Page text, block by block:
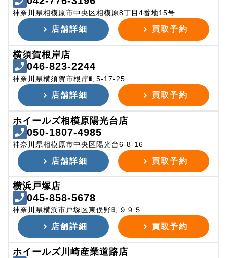
神奈川県相模原市中央区相模原8丁目4番地15号
店舗詳細 買取予約
横須賀根岸店
046-823-2244
神奈川県横須賀市根岸町5-17-25
店舗詳細 買取予約
ホイールズ相模原陽光台店
050-1807-4985
神奈川県相模原市中央区陽光台6-8-16
店舗詳細 買取予約
横浜戸塚店
045-858-5678
神奈川県横浜市戸塚区東俣野町９９５
店舗詳細 買取予約
ホイールズ川崎産業道路店